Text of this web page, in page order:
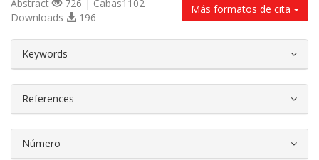
Más formatos de cita
Abstract
726 | Cabas1102
Downloads
196
Keywords
References
Número